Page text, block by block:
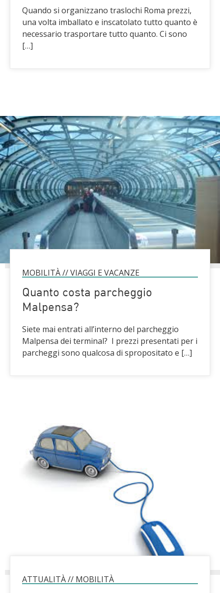
Quando si organizzano traslochi Roma prezzi,
una volta imballato e inscatolato tutto quanto è
necessario trasportare tutto quanto. Ci sono
[…]
MOBILITÀ//VIAGGI E VACANZE
Quanto costa parcheggio
Malpensa?
Siete mai entrati all’interno del parcheggio
Malpensa dei terminal? I prezzi presentati per i
parcheggi sono qualcosa di spropositato e […]
ATTUALITÀ// MOBILITÀ